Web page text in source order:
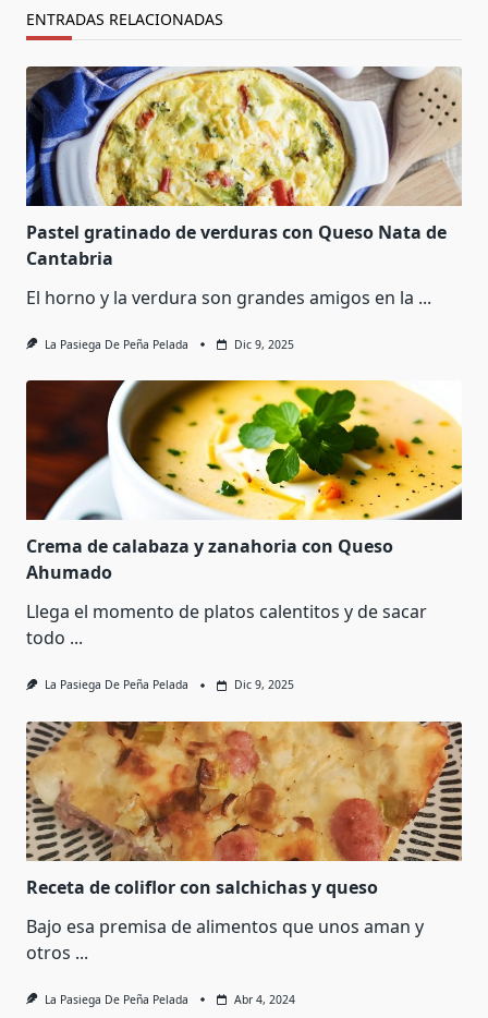
ENTRADAS RELACIONADAS
Pastel gratinado de verduras con Queso Nata de
Cantabria
El horno y la verdura son grandes amigos en la ...
La Pasiega De Peña Pelada Dic 9, 2025
Crema de calabaza y zanahoria con Queso
Ahumado
Llega el momento de platos calentitos y de sacar
todo ...
La Pasiega De Peña Pelada Dic 9, 2025
Receta de coliflor con salchichas y queso
Bajo esa premisa de alimentos que unos aman y
otros ...
La Pasiega De Peña Pelada Abr 4, 2024